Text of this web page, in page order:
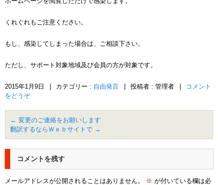
くれぐれもご注意ください。
もし、感染してしまった場合は、ご相談下さい。
ただし、サポート対象地域及び会員の方が対象です。
2015年1月9日 カテゴリー : 自由発言 投稿者 : 管理者
コメント
をどうぞ
← 変更のご連絡をお願いします
翻訳するならＷｅｂサイトで →
コメントを残す
メールアドレスが公開されることはありません。 ※ が付いている欄は必